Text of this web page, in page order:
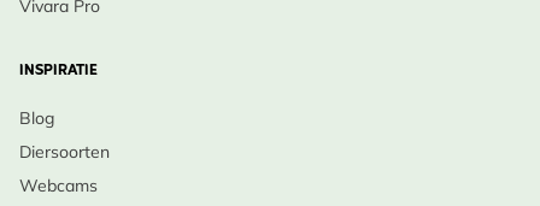
Vivara Pro
INSPIRATIE
Blog
Diersoorten
Webcams